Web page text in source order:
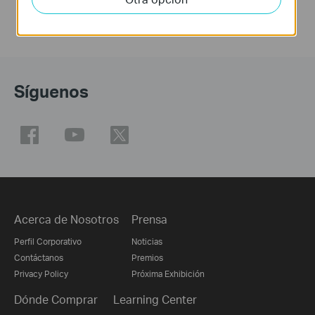
Síguenos
Acerca de Nosotros
Perfil Corporativo
Contáctanos
Privacy Policy
Prensa
Noticias
Premios
Próxima Exhibición
Dónde Comprar Learning Center